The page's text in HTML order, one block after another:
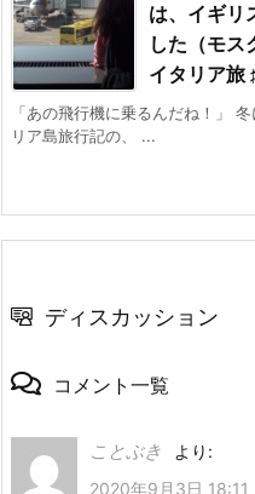
は、イギリ
した（モス
イタリア旅
「あの飛行機に乗るんだね！」
リア島旅行記の、 ...
ディスカッション
コメント一覧
ことぶき
より:
2020年9月3日 18:11